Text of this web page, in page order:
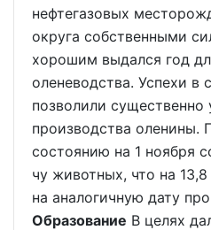
нефтегазовых
округа собственными
хорошим выдался год
оленеводства. Успехи в
позволили существенно
производства оленины.
состоянию на 1 ноября
чу животных, что на
на аналогичную дату
Образование В целях